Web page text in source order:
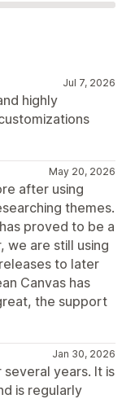
Jul 7, 2026
highly
May 20, 2026
after using
themes.
proved to be a
we are still using
to later
Canvas has
the support
Jan 30, 2026
years. It is
is regularly